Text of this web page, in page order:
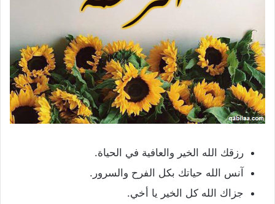
رزقك الله الخير والعافية في الحياة.
آنس الله حياتك بكل الفرح والسرور.
جزاك الله كل الخير يا أخي.